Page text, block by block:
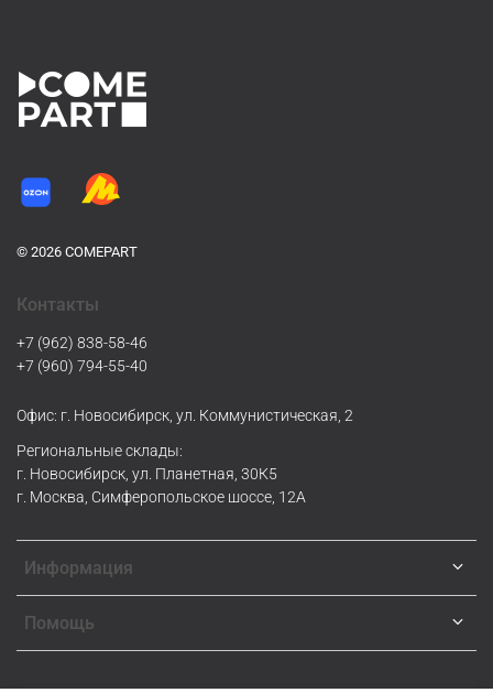
© 2026 COMEPART
Информация
Помощь
Контакты
+7 (962) 838-58-46
+7 (960) 794-55-40
Офис: г. Новосибирск, ул. Коммунистическая, 2
Региональные склады:
г. Новосибирск, ул. Планетная, 30К5
г. Москва, Симферопольское шоссе, 12А